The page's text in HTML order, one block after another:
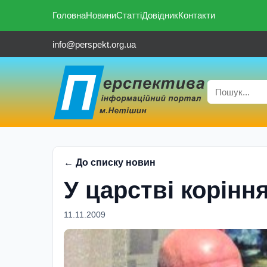
ГоловнаНовиниСтаттіДовідникКонтакти
info@perspekt.org.ua
← До списку новин
У царстві
11.11.2009